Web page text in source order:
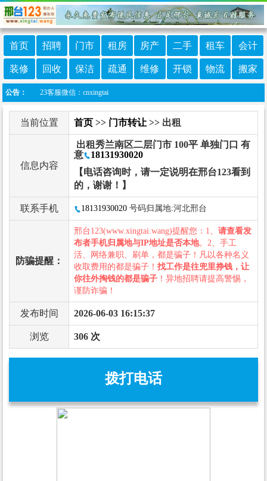
首页 招聘 门市 租房 房产 二手 租车 会计
装修 回收 保洁 疏通 维修 开锁 物流 搬家
公告：
加邢台123客服微信：cnxingtai
当前位置 首页 >> 门市转让 >> 出租
信息内容
出租秀兰南区二层门市 100平 单独门口 有
意
18131930020
【电话咨询时，请一定说明在邢台123看到
的，谢谢！】
联系手机 18131930020 号码归属地:河北邢台
防骗提醒：
邢台123(www.xingtai.wang)提醒您：1、 请查看发
布者手机归属地与IP地址是否本地。2、手工
活、网络兼职、刷单，都是骗子！凡以各种名义
收取费用的都是骗子！ 找工作是往兜里挣钱，让
你往外掏钱的都是骗子 ！异地招聘请提高警惕，
谨防诈骗！
发布时间 2026-06-03 16:15:37
浏览 306 次
拨打电话